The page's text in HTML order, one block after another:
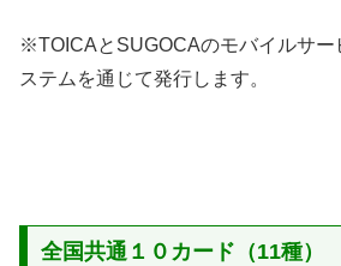
※TOICAとSUGOCAのモバイルサー
ステムを通じて発行します。
全国共通１０カード（11種）